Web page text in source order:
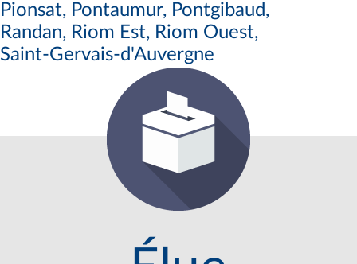
Pionsat, Pontaumur, Pontgibaud,
Randan, Riom Est, Riom Ouest,
Saint-Gervais-d'Auvergne